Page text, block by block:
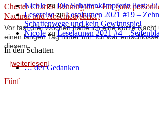
Chester Charles Bennington – Ein ganz
Nachruf und Abschied(sbrief)
Vor fast drei Wochen hatte ich eine kurze Nacht
einen langen Tag hinter mir. Ich war
diesem ...
[weiterlesen]
Fünf
NicolezuDie Schattenkämpferin liest:
LesereisezuLeselaunen 2021 #19 –
Schattenwege und kein Gewinnspiel
NicolezuLeselaunen 2021 #4 –
In den Schatten
… der Gedanken